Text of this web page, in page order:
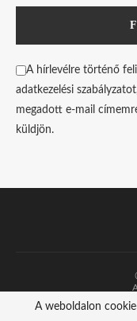
A hírlevélre történő
adatkezelési
megadott e-mail
küldjön.
A weboldalon